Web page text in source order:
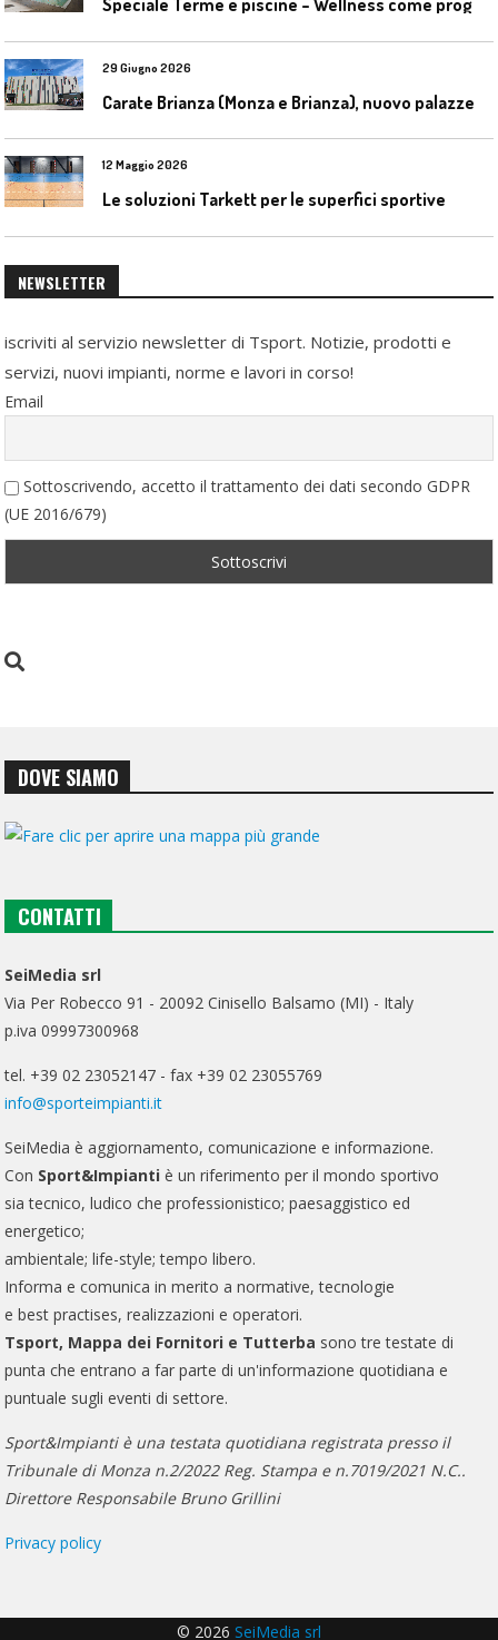
29 Giugno 2026
12 Maggio 2026
Le soluzioni Tarkett per le superfici sportive
NEWSLETTER
iscriviti al servizio newsletter di Tsport. Notizie, prodotti e
servizi, nuovi impianti, norme e lavori in corso!
Email
Sottoscrivendo, accetto il trattamento dei dati secondo GDPR
(UE 2016/679)
DOVE SIAMO
CONTATTI
SeiMedia srl
Via Per Robecco 91 - 20092 Cinisello Balsamo (MI) - Italy
p.iva 09997300968
tel. +39 02 23052147 - fax +39 02 23055769
info@sporteimpianti.it
SeiMedia è aggiornamento, comunicazione e informazione.
Con Sport&Impianti è un riferimento per il mondo sportivo
sia tecnico, ludico che professionistico; paesaggistico ed
energetico;
ambientale; life-style; tempo libero.
Informa e comunica in merito a normative, tecnologie
e best practises, realizzazioni e operatori.
Tsport, Mappa dei Fornitori e Tutterba sono tre testate di
punta che entrano a far parte di un'informazione quotidiana e
puntuale sugli eventi di settore.
Sport&Impianti è una testata quotidiana registrata presso il
Tribunale di Monza n.2/2022 Reg. Stampa e n.7019/2021 N.C..
Direttore Responsabile Bruno Grillini
Privacy policy
© 2026 SeiMedia srl